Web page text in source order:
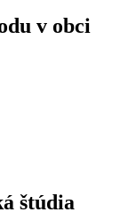
v obci
štúdia